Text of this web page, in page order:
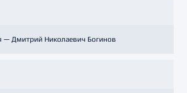
— Дмитрий Николаевич Богинов